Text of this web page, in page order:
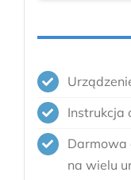
Instrukcja
Darmowa
na wielu